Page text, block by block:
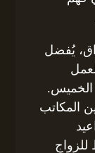
يُفضل
الخميس.
المكاتب